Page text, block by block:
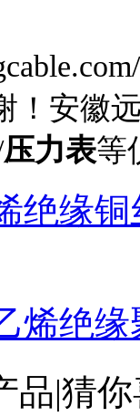
！安徽
压力表等
绝缘
烯绝
品|猜